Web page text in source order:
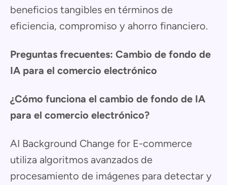
beneficios tangibles en términos de
eficiencia, compromiso y ahorro financiero.
Preguntas frecuentes: Cambio de fondo de
IA para el comercio electrónico
¿Cómo funciona el cambio de fondo de IA
para el comercio electrónico?
AI Background Change for E-commerce
utiliza algoritmos avanzados de
procesamiento de imágenes para detectar y